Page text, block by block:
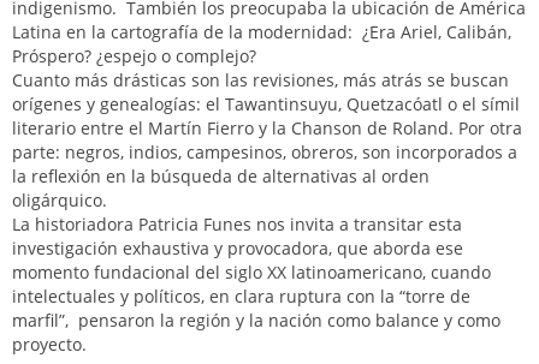
indigenismo. También los preocupaba la ubicación de América
Latina en la cartografía de la modernidad: ¿Era Ariel, Calibán,
Próspero? ¿espejo o complejo?
Cuanto más drásticas son las revisiones, más atrás se buscan
orígenes y genealogías: el Tawantinsuyu, Quetzacóatl o el símil
literario entre el Martín Fierro y la Chanson de Roland. Por otra
parte: negros, indios, campesinos, obreros, son incorporados a
la reflexión en la búsqueda de alternativas al orden
oligárquico.
La historiadora Patricia Funes nos invita a transitar esta
investigación exhaustiva y provocadora, que aborda ese
momento fundacional del siglo XX latinoamericano, cuando
intelectuales y políticos, en clara ruptura con la “torre de
marfil”, pensaron la región y la nación como balance y como
proyecto.